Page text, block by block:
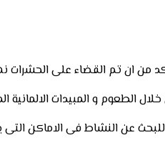
الطعوم و المبيدات الالمانية
عن النشاط فى الاماكن التى